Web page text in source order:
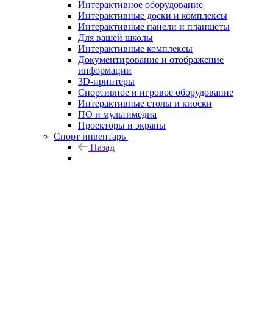
Интерактивное оборудование
Интерактивные доски и комплексы
Интерактивные панели и планшеты
Для вашей школы
Интерактивные комплексы
Документирование и отображение
информации
3D-принтеры
Спортивное и игровое оборудование
Интерактивные столы и киоски
ПО и мультимедиа
Проекторы и экраны
Спорт инвентарь
Назад